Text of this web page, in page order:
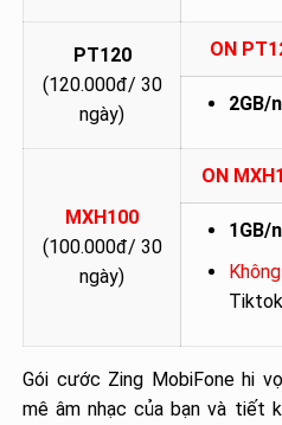
PT120
(120.000đ/ 30
ngày)
ON
2GB/
MXH100
(100.000đ/ 30
ngày)
ON
1GB/
Gói cước Zing MobiFone hi
mê âm nhạc của bạn và tiết